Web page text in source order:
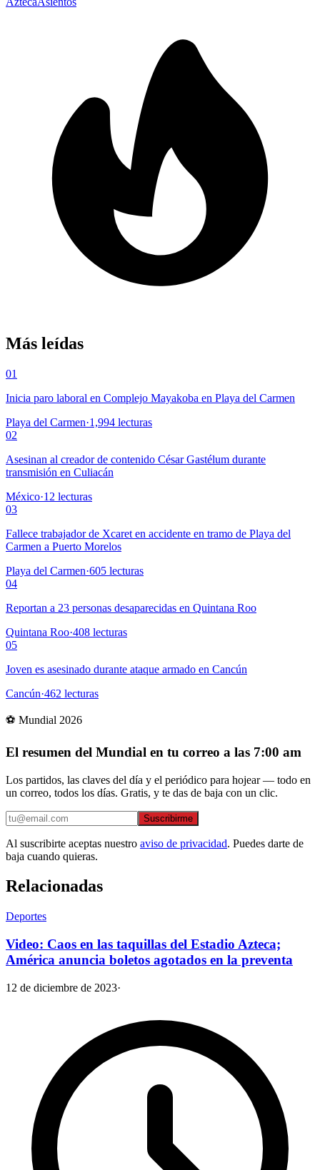
Más leídas
01
Inicia paro laboral en Complejo Mayakoba en Playa del Carmen
Playa del Carmen·1,994 lecturas
02
Asesinan al creador de contenido César Gastélum durante
transmisión en Culiacán
México·12 lecturas
03
Fallece trabajador de Xcaret en accidente en tramo de Playa del
Carmen a Puerto Morelos
Playa del Carmen·605 lecturas
04
Reportan a 23 personas desaparecidas en Quintana Roo
Quintana Roo·408 lecturas
05
Joven es asesinado durante ataque armado en Cancún
Cancún·462 lecturas
⚽ Mundial 2026
El resumen del Mundial en tu correo a las 7:00 am
Los partidos, las claves del día y el periódico para hojear — todo en
un correo, todos los días. Gratis, y te das de baja con un clic.
Suscribirme
Al suscribirte aceptas nuestro aviso de privacidad. Puedes darte de
baja cuando quieras.
Relacionadas
Deportes
Video: Caos en las taquillas del Estadio Azteca;
América anuncia boletos agotados en la preventa
12 de diciembre de 2023·